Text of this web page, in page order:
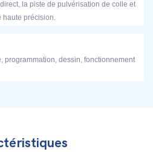
la piste de pulvérisation de colle et
haute précision.
programmation, dessin, fonctionnement